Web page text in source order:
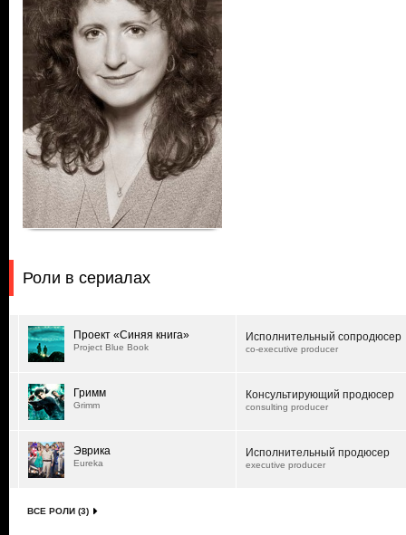
Роли в сериалах
Проект «Синяя книга»
Project Blue Book
Исполнительный сопродюсер
co-executive producer
Гримм
Grimm
Консультирующий продюсер
consulting producer
Эврика
Eureka
Исполнительный продюсер
executive producer
ВСЕ РОЛИ (3)